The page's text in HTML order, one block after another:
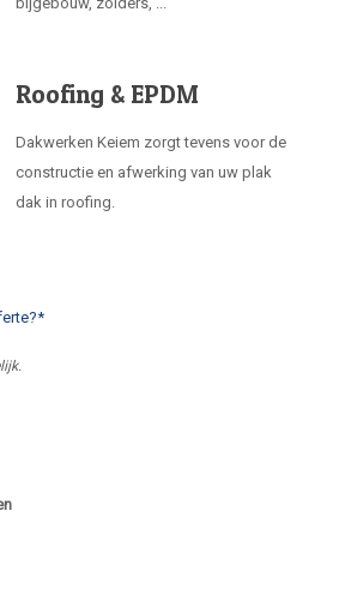
Roofing & EPDM
Dakwerken Keiem zorgt tevens voor de
constructie en afwerking van uw plak
dak in roofing.